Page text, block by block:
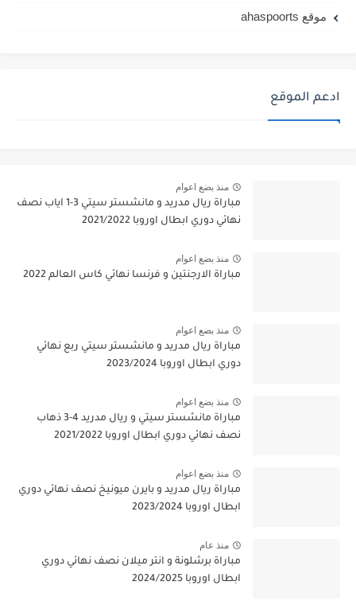
موقع ahaspoorts
ادعم الموقع
منذ بضع اعوام
مباراة ريال مدريد و مانشستر سيتي 3-1 اياب نصف
نهائي دوري ابطال اوروبا 2021/2022
منذ بضع اعوام
مباراة الارجنتين و فرنسا نهائي كاس العالم 2022
منذ بضع اعوام
مباراة ريال مدريد و مانشستر سيتي ربع نهائي
دوري ابطال اوروبا 2023/2024
منذ بضع اعوام
مباراة مانشستر سيتي و ريال مدريد 4-3 ذهاب
نصف نهائي دوري ابطال اوروبا 2021/2022
منذ بضع اعوام
مباراة ريال مدريد و بايرن ميونيخ نصف نهائي دوري
ابطال اوروبا 2023/2024
منذ عام
مباراة برشلونة و انتر ميلان نصف نهائي دوري
ابطال اوروبا 2024/2025